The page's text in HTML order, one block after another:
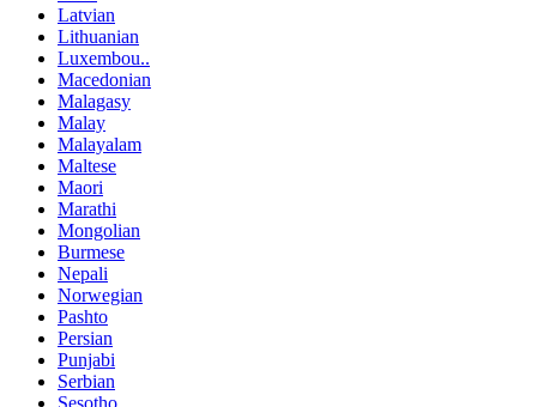
Latvian
Lithuanian
Luxembou..
Macedonian
Malagasy
Malay
Malayalam
Maltese
Maori
Marathi
Mongolian
Burmese
Nepali
Norwegian
Pashto
Persian
Punjabi
Serbian